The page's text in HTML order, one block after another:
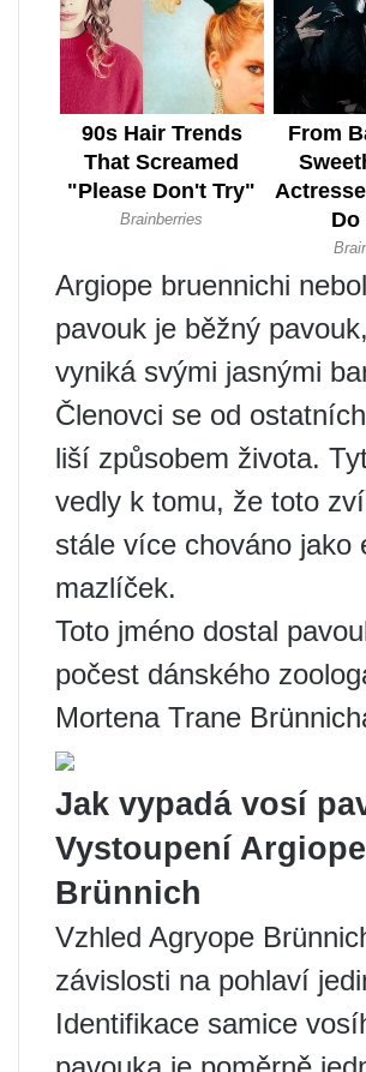
Argiope bruennichi
pavouk je běžný
vyniká svými jasnými
Členovci se od
liší způsobem života.
vedly k tomu, že toto
stále více chováno jako
mazlíček.
Toto jméno dostal
počest dánského
Mortena Trane
Jak vypadá vosí
Vystoupení Argiope
Brünnich
Vzhled Agryope
závislosti na pohlaví
Identifikace samice